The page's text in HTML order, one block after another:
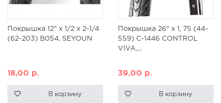
Покрышка 12" x 1/2 x 2-1/4
(62-203) B054, SEYOUN
18,00 р.
В корзину
Покрышка 26" x 1, 75 (44-
559) C-1446 CONTROL
VIVA,...
39,00 р.
В корзину